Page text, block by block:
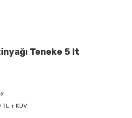
Teneke 5 lt
+ KDV